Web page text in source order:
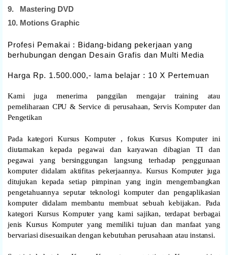
9. Mastering DVD
10. Motions Graphic
Profesi Pemakai : Bidang-bidang pekerjaan yang
berhubungan dengan Desain Grafis dan Multi Media
Harga Rp. 1.500.000,- lama belajar : 10 X Pertemuan
Kami juga menerima panggilan mengajar training atau
pemeliharaan CPU & Service di perusahaan, Servis Komputer dan
Pengetikan
Pada kategori Kursus Komputer , fokus Kursus Komputer ini
diutamakan kepada pegawai dan karyawan dibagian TI dan
pegawai yang bersinggungan langsung terhadap penggunaan
komputer didalam aktifitas pekerjaannya. Kursus Komputer juga
ditujukan kepada setiap pimpinan yang ingin mengembangkan
pengetahuannya seputar teknologi komputer dan pengaplikasian
komputer didalam membantu membuat sebuah kebijakan. Pada
kategori Kursus Komputer yang kami sajikan, terdapat berbagai
jenis Kursus Komputer yang memiliki tujuan dan manfaat yang
bervariasi disesuaikan dengan kebutuhan perusahaan atau instansi.